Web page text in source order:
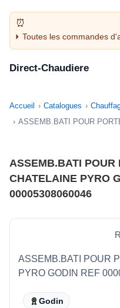
Toutes les commandes
avant 14H sont
Direct-Chaudiere
Accueil Catalogues
ASSEMB.BATI POUR
ASSEMB.BATI POUR
CHATELAINE PYRO
00005308060046
ASSEMB.BATI POUR
PYRO GODIN REF
Godin